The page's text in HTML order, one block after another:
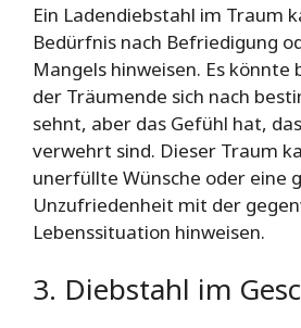
Ein Ladendiebstahl im Traum
Bedürfnis nach Befriedigung
Mangels hinweisen. Es könnte
der Träumende sich nach
sehnt, aber das Gefühl hat,
verwehrt sind. Dieser Traum
unerfüllte Wünsche oder eine
Unzufriedenheit mit der
Lebenssituation hinweisen.
3. Diebstahl im